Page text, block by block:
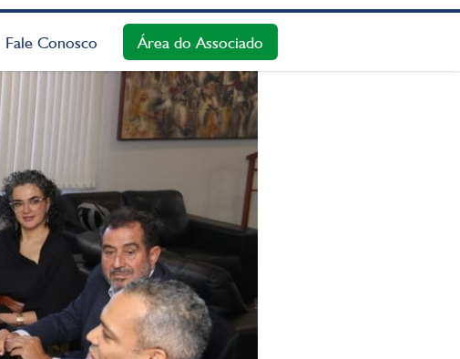
Fale Conosco Área do Associado